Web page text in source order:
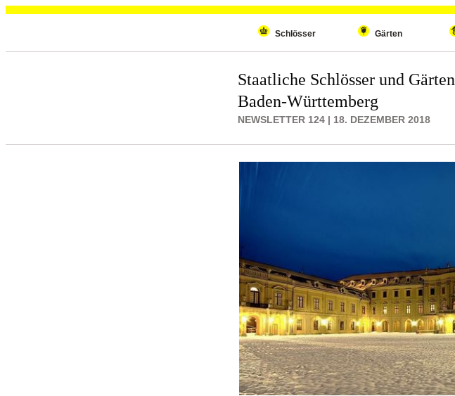
Wiederholenden Inhalt überspringen
Schlösser Gärten
Staatliche Schlösser und Gärten
Baden-Württemberg
NEWSLETTER 124 | 18. DEZEMBER 2018